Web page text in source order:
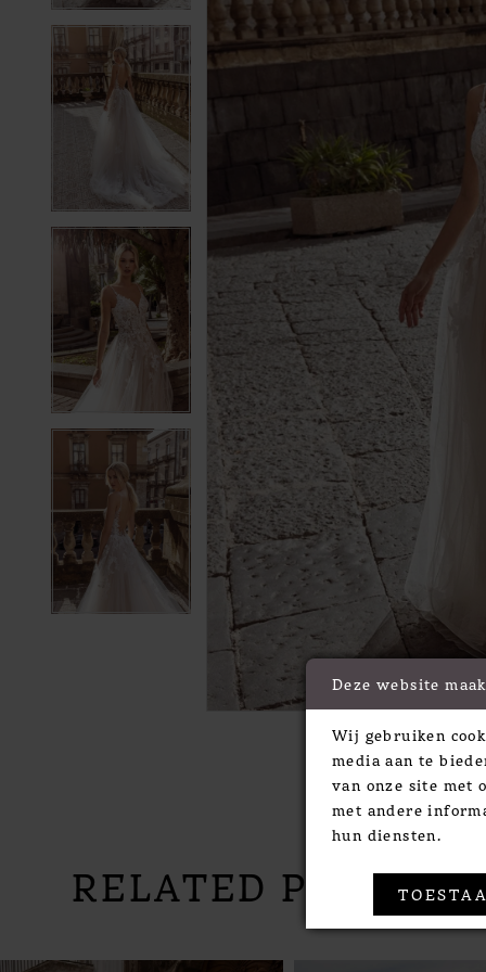
RELATED
AUTOPLAY
SLIDE
SLIDE
Deze website
Wij gebruiken
media aan te
van onze site met
met andere
hun diensten.